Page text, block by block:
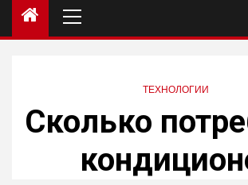
меню
ТЕХНОЛОГИИ
Сколько